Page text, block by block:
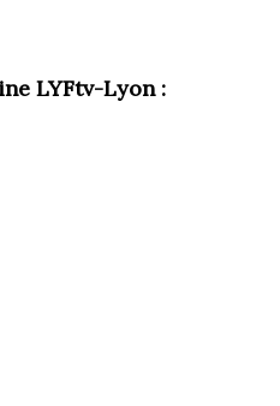
LYFtv-Lyon :